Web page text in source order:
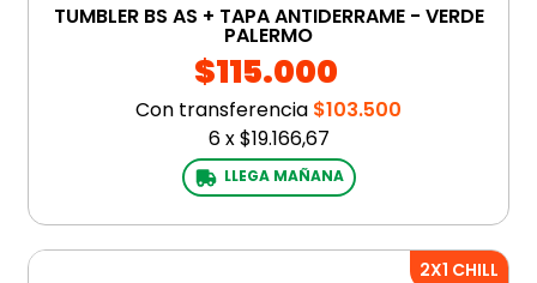
TUMBLER BS AS + TAPA ANTIDERRAME - VERDE
PALERMO
$115.000
Con transferencia $103.500
6x$19.166,67
LLEGA MAÑANA
2X1 CHILL